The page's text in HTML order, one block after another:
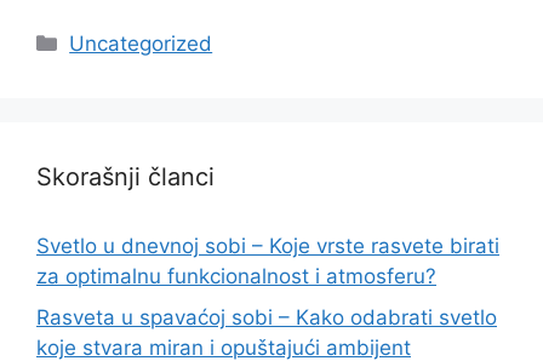
Categories
Uncategorized
Skorašnji članci
Svetlo u dnevnoj sobi – Koje vrste rasvete birati
za optimalnu funkcionalnost i atmosferu?
Rasveta u spavaćoj sobi – Kako odabrati svetlo
koje stvara miran i opuštajući ambijent